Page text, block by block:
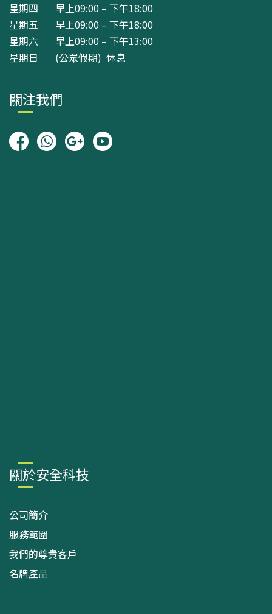
星期四 早上09:00 – 下午18:00
星期五 早上09:00 – 下午18:00
星期六 早上09:00 – 下午13:00
星期日 (公眾假期) 休息
關注我們
關於安全科技
公司簡介
服務範圍
我們的尊貴客戶
名牌產品